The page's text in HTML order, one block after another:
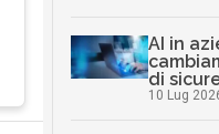
AI in
di
10 Lug